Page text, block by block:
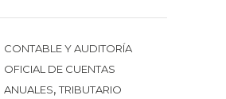
CONTABLE Y AUDITORÍA
OFICIAL DE CUENTAS
ANUALES,TRIBUTARIO